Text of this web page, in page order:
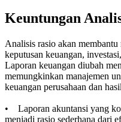
Keuntungan
Analisis rasio akan
keputusan keuangan,
Laporan keuangan diubah
memungkinkan manajemen
keuangan perusahaan dan
• Laporan akuntansi yang
menjadi rasio sederhana dari